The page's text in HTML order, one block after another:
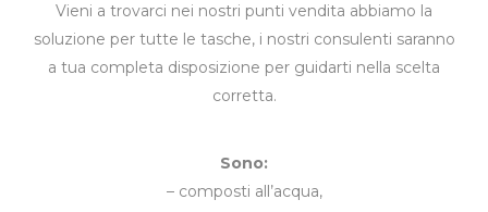
Vieni a trovarci nei nostri punti vendita abbiamo la
soluzione per tutte le tasche, i nostri consulenti saranno
a tua completa disposizione per guidarti nella scelta
corretta.
Sono:
– composti all’acqua,